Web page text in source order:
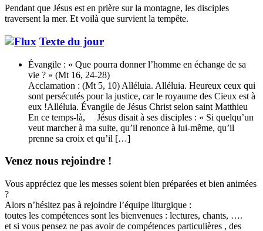
Pendant que Jésus est en prière sur la montagne, les disciples
traversent la mer. Et voilà que survient la tempête.
Texte du jour
Évangile : « Que pourra donner l’homme en échange de sa
vie ? » (Mt 16, 24-28)
Acclamation : (Mt 5, 10) Alléluia. Alléluia. Heureux ceux qui
sont persécutés pour la justice, car le royaume des Cieux est à
eux !Alléluia. Évangile de Jésus Christ selon saint Matthieu
En ce temps-là, Jésus disait à ses disciples : « Si quelqu’un
veut marcher à ma suite, qu’il renonce à lui-même, qu’il
prenne sa croix et qu’il […]
Venez nous rejoindre !
Vous appréciez que les messes soient bien préparées et bien animées
?
Alors n’hésitez pas à rejoindre l’équipe liturgique :
toutes les compétences sont les bienvenues : lectures, chants, ….
et si vous pensez ne pas avoir de compétences particulières , des